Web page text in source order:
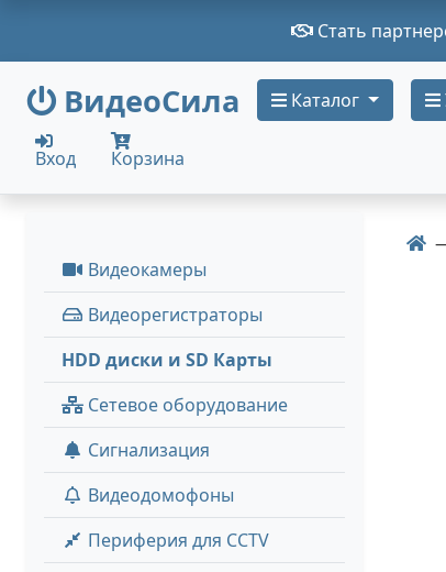
Стать
ВидеоСила Каталог
Вход Корзина
Видеокамеры
Видеорегистраторы
HDD диски и SD Карты
Сетевое оборудование
Сигнализация
Видеодомофоны
Периферия для CCTV